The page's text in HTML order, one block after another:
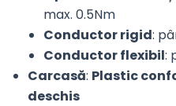
max. 0.5Nm
Conductor rigid:
Conductor flexibil:
Carcasă: Plastic
deschis